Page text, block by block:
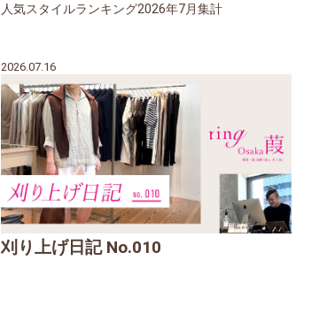
人気スタイルランキング2026年7月集計
2026.07.16
刈り上げ日記 No.010